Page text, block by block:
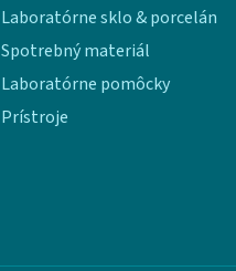
Laboratórne sklo & porcelán
Spotrebný materiál
Laboratórne pomôcky
Prístroje